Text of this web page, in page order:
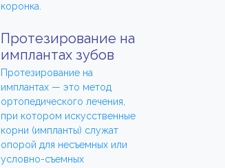
коронка.
Протезирование на
имплантах зубов
Протезирование на
имплантах — это метод
ортопедического лечения,
при котором искусственные
корни (импланты) служат
опорой для несъемных или
условно-съемных